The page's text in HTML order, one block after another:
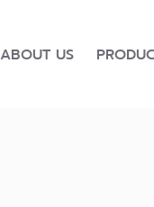
ABOUT US